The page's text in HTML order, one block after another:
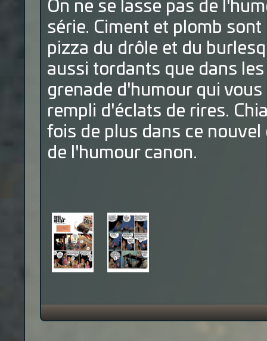
On ne se lasse pas de
série. Ciment et plomb
pizza du drôle et du
aussi tordants que dans
grenade d'humour qui
rempli d'éclats de rires.
fois de plus dans ce
de l'humour canon.